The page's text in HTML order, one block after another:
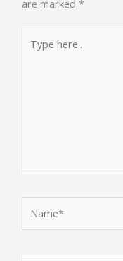
are marked*
here..